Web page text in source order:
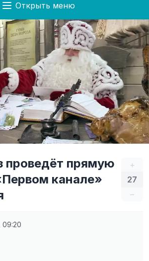
Открыть меню
+
27
–
прямую
канале»
09:20